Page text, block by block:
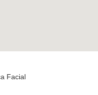
Facial